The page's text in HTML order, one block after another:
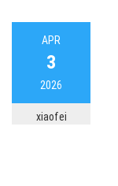
APR
3
2026
xiaofei